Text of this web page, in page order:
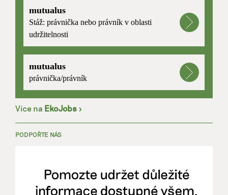
mutualus
Stáž: právnička nebo právník v oblasti
udržitelnosti
mutualus
právnička/právník
Více na EkoJobs >
PODPOŘTE NÁS